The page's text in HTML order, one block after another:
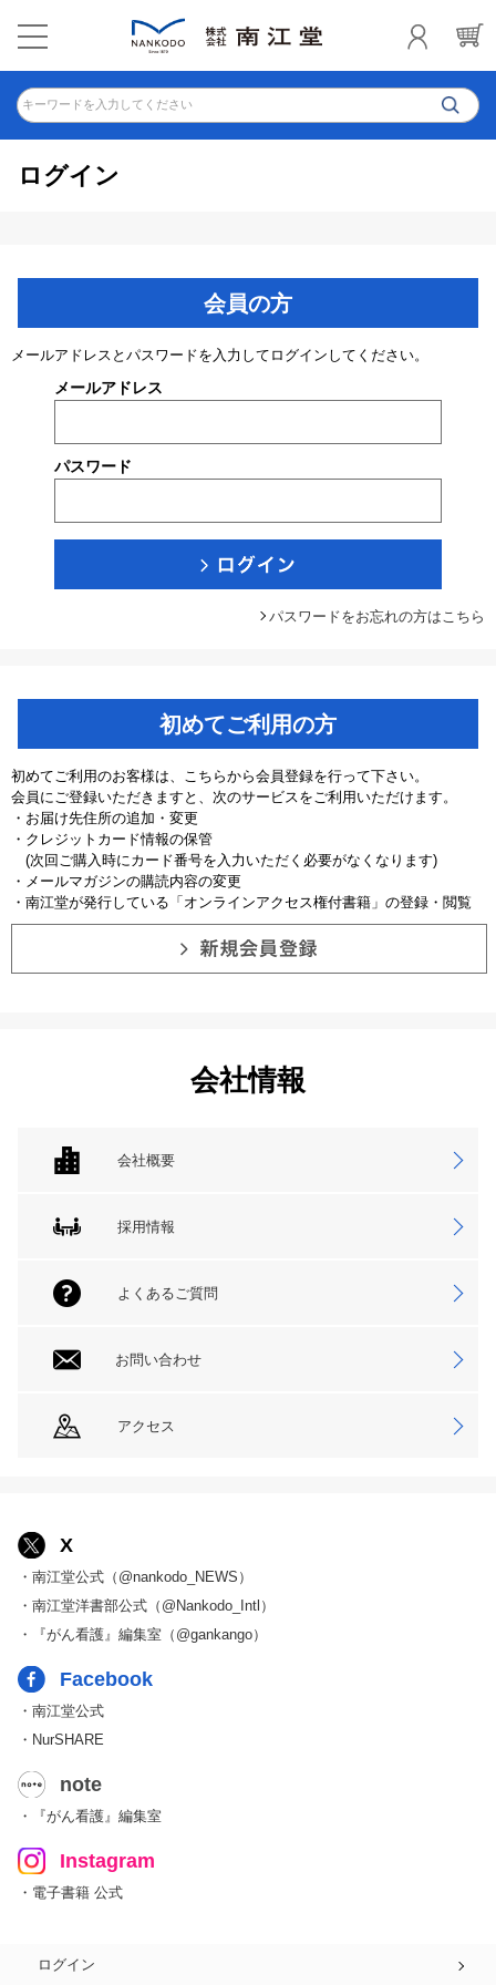
キーワードを入力してください
ログイン
会員の方
メールアドレスとパスワードを入力してログインしてください。
メールアドレス
パスワード
パスワードをお忘れの方はこちら
初めてご利用の方
初めてご利用のお客様は、こちらから会員登録を行って下さい。
会員にご登録いただきますと、次のサービスをご利用いただけます。
・お届け先住所の追加・変更
・クレジットカード情報の保管
(次回ご購入時にカード番号を入力いただく必要がなくなります)
・メールマガジンの購読内容の変更
・南江堂が発行している「オンラインアクセス権付書籍」の登録・閲覧
会社情報
会社概要
採用情報
よくあるご質問
お問い合わせ
アクセス
X
・南江堂公式（@nankodo_NEWS）
・南江堂洋書部公式（@Nankodo_Intl）
・『がん看護』編集室（@gankango）
Facebook
・南江堂公式
・NurSHARE
note
・『がん看護』編集室
Instagram
・電子書籍 公式
ログイン